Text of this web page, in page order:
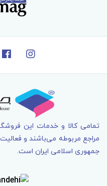
تمامی کالا و خدمات اين
مراجع مربوطه می‌باشند و
جمهوری اسلامی ايران است.